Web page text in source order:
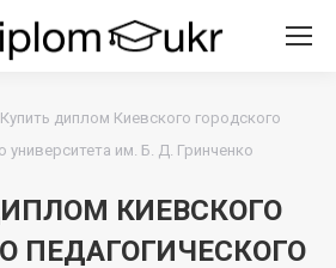
Купить диплом Киевского городского
университета им. Б. Д. Гринченко
КИЕВСКОГО
ПЕДАГОГИЧЕСКОГО